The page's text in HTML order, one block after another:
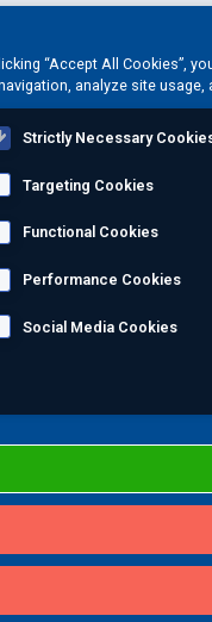
3D
“Accept All Cookies”,
analyze site
Strictly Necessary
Targeting Cookies
Functional Cookies
Performance Cookies
Social Media Cookies